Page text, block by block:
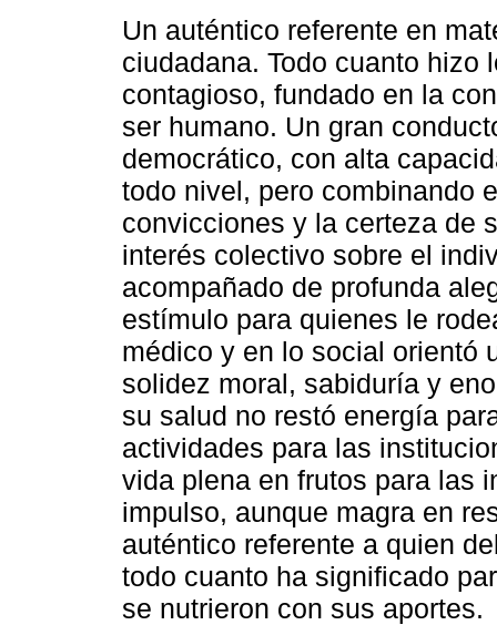
Un auténtico referente en
ciudadana. Todo cuanto hizo
contagioso, fundado en la
ser humano. Un gran
democrático, con alta
todo nivel, pero combinando
convicciones y la certeza de
interés colectivo sobre el
acompañado de profunda
estímulo para quienes le
médico y en lo social orientó
solidez moral, sabiduría y
su salud no restó energía
actividades para las
vida plena en frutos para las
impulso, aunque magra en
auténtico referente a quien
todo cuanto ha significado
se nutrieron con sus aportes.